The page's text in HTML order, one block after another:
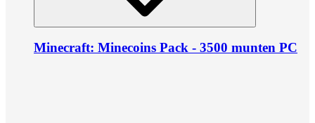
Minecraft: Minecoins Pack - 3500 munten PC